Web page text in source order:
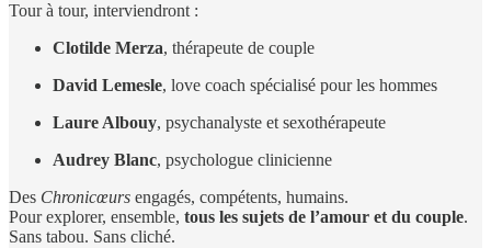
Tour à tour, interviendront :
Clotilde Merza, thérapeute de couple
David Lemesle, love coach spécialisé pour les hommes
Laure Albouy, psychanalyste et sexothérapeute
Audrey Blanc, psychologue clinicienne
Des Chronicœurs engagés, compétents, humains.
Pour explorer, ensemble, tous les sujets de l’amour et du couple.
Sans tabou. Sans cliché.